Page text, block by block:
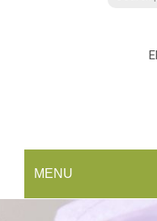
MENU
You have no
SUBTOTAL: